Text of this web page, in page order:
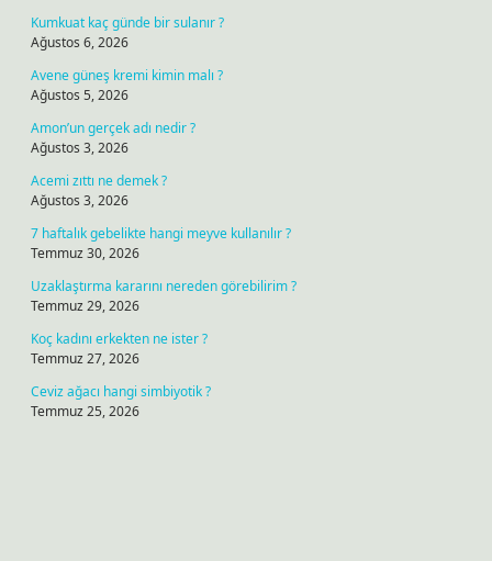
Kumkuat kaç günde bir sulanır ?
Ağustos 6, 2026
Avene güneş kremi kimin malı ?
Ağustos 5, 2026
Amon’un gerçek adı nedir ?
Ağustos 3, 2026
Acemi zıttı ne demek ?
Ağustos 3, 2026
7 haftalık gebelikte hangi meyve kullanılır ?
Temmuz 30, 2026
Uzaklaştırma kararını nereden görebilirim ?
Temmuz 29, 2026
Koç kadını erkekten ne ister ?
Temmuz 27, 2026
Ceviz ağacı hangi simbiyotik ?
Temmuz 25, 2026